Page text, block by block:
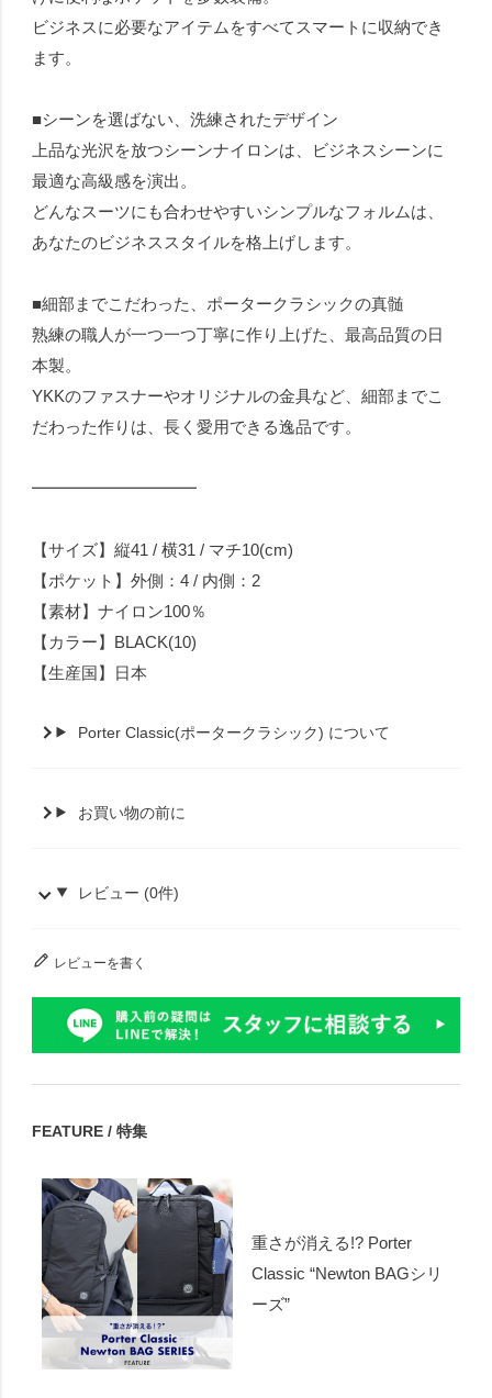
ビジネスに必要なアイテムをすべてスマートに収納でき
ます。
■シーンを選ばない、洗練されたデザイン
上品な光沢を放つシーンナイロンは、ビジネスシーンに
最適な高級感を演出。
どんなスーツにも合わせやすいシンプルなフォルムは、
あなたのビジネススタイルを格上げします。
■細部までこだわった、ポータークラシックの真髄
熟練の職人が一つ一つ丁寧に作り上げた、最高品質の日
本製。
YKKのファスナーやオリジナルの金具など、細部までこ
だわった作りは、長く愛用できる逸品です。
━━━━━━━━━━
【サイズ】縦41 / 横31 / マチ10(cm)
【ポケット】外側：4 / 内側：2
【素材】ナイロン100％
【カラー】BLACK(10)
【生産国】日本
Porter Classic(ポータークラシック) について
お買い物の前に
レビュー (0件)
レビューを書く
FEATURE / 特集
重さが消える!? Porter
Classic “Newton BAGシリ
ーズ”